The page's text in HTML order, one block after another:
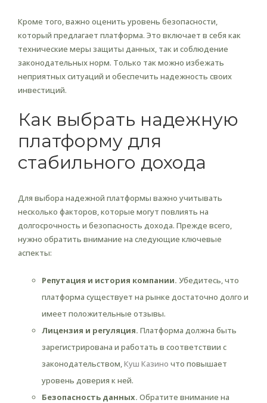
Кроме того, важно оценить уровень безопасности,
который предлагает платформа. Это включает в себя как
технические меры защиты данных, так и соблюдение
законодательных норм. Только так можно избежать
неприятных ситуаций и обеспечить надежность своих
инвестиций.
Как выбрать надежную
платформу для
стабильного дохода
Для выбора надежной платформы важно учитывать
несколько факторов, которые могут повлиять на
долгосрочность и безопасность дохода. Прежде всего,
нужно обратить внимание на следующие ключевые
аспекты:
Репутация и история компании. Убедитесь, что
платформа существует на рынке достаточно долго и
имеет положительные отзывы.
Лицензия и регуляция. Платформа должна быть
зарегистрирована и работать в соответствии с
законодательством,Куш Казино что повышает
уровень доверия к ней.
Безопасность данных. Обратите внимание на